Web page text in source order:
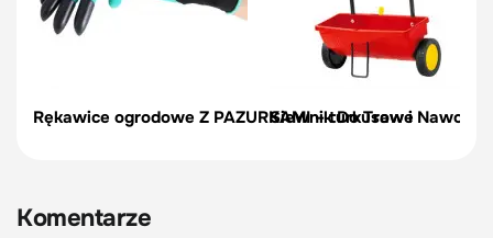
Rękawice ogrodowe Z PAZURKAMI – turkusowe
Siewnik Do Traw i
Komentarze